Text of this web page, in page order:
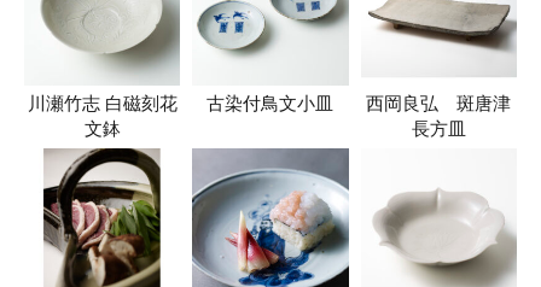
川瀬竹志 白磁刻花
文鉢
古染付鳥文小皿
西岡良弘 斑唐津
長方皿